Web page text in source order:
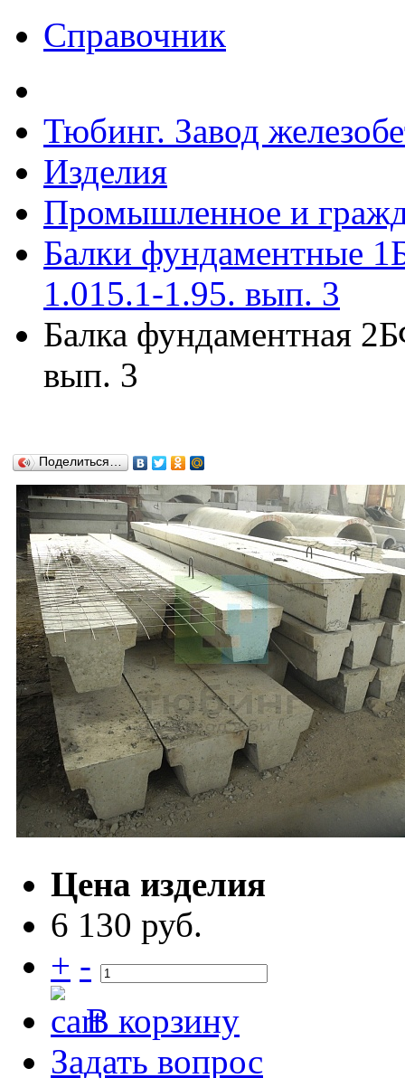
Справочник
Тюбинг. Завод
Изделия
Промышленное и
Балки фундаментные
1.015.1-1.95. вып. 3
Балка фундаментная
вып. 3
Поделиться…
Цена изделия
6 130 руб.
+ -
В корзину
Задать вопрос